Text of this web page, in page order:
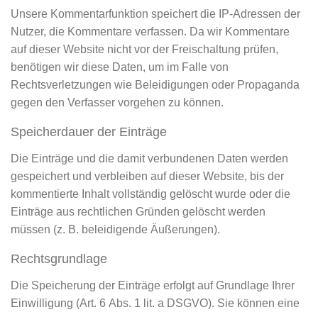
Unsere Kommentarfunktion speichert die IP-Adressen der
Nutzer, die Kommentare verfassen. Da wir Kommentare
auf dieser Website nicht vor der Freischaltung prüfen,
benötigen wir diese Daten, um im Falle von
Rechtsverletzungen wie Beleidigungen oder Propaganda
gegen den Verfasser vorgehen zu können.
Speicherdauer der Einträge
Die Einträge und die damit verbundenen Daten werden
gespeichert und verbleiben auf dieser Website, bis der
kommentierte Inhalt vollständig gelöscht wurde oder die
Einträge aus rechtlichen Gründen gelöscht werden
müssen (z. B. beleidigende Äußerungen).
Rechtsgrundlage
Die Speicherung der Einträge erfolgt auf Grundlage Ihrer
Einwilligung (Art. 6 Abs. 1 lit. a DSGVO). Sie können eine